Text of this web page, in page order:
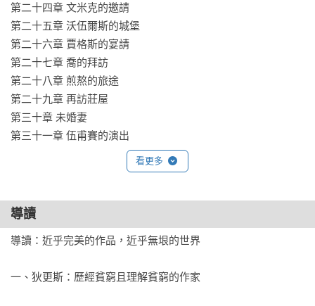
第二十四章 文米克的邀請
第二十五章 沃伍爾斯的城堡
第二十六章 賈格斯的宴請
第二十七章 喬的拜訪
第二十八章 煎熬的旅途
第二十九章 再訪莊屋
第三十章 未婚妻
第三十一章 伍甫賽的演出
第三十三章 迎接艾絲黛拉
第三十五章 葬禮
第三十六章 匹普成年
第三十七章 再訪沃伍爾斯
第三十九章 雨夜來客
看更多
導讀
導讀：近乎完美的作品，近乎無垠的世界
一、狄更斯：歷經貧窮且理解貧窮的作家